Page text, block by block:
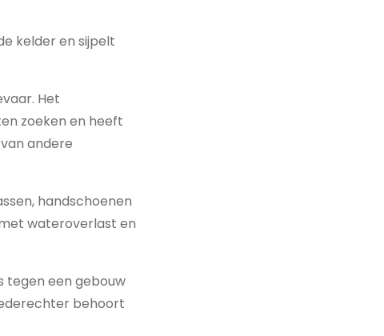
kelder en sijpelt
Het
zoeken en heeft
andere
handschoenen
wateroverlast en
tegen een gebouw
behoort